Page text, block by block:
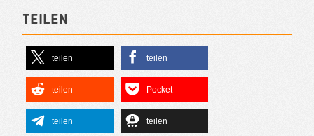
Teilen
teilen teilen
teilen Pocket
teilen teilen